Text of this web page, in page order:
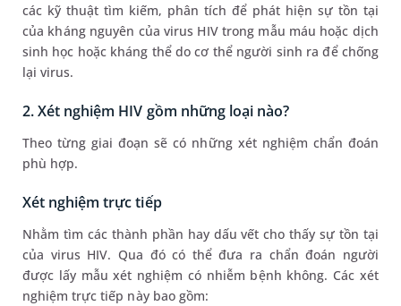
các kỹ thuật tìm kiếm, phân tích để phát hiện sự tồn tại
của kháng nguyên của virus HIV trong mẫu máu hoặc dịch
sinh học hoặc kháng thể do cơ thể người sinh ra để chống
lại virus.
2. Xét nghiệm HIV gồm những loại nào?
Theo từng giai đoạn sẽ có những xét nghiệm chẩn đoán
phù hợp.
Xét nghiệm trực tiếp
Nhằm tìm các thành phần hay dấu vết cho thấy sự tồn tại
của virus HIV. Qua đó có thể đưa ra chẩn đoán người
được lấy mẫu xét nghiệm có nhiễm bệnh không. Các xét
nghiệm trực tiếp này bao gồm: